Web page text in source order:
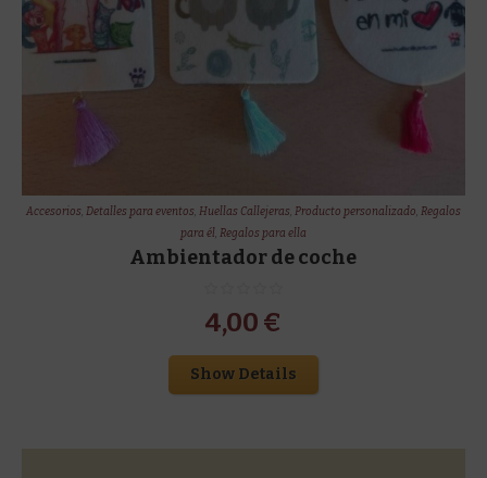
Accesorios, Detalles para eventos, Huellas Callejeras, Producto personalizado, Regalos
para él, Regalos para ella
Ambientador de coche
4,00 €
Show Details